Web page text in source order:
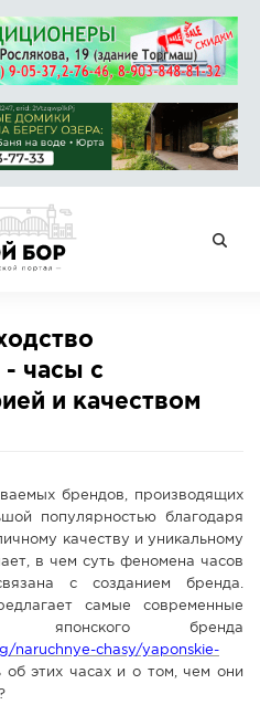
- часы с
и качеством
брендов, производящих
популярностью благодаря
качеству и уникальному
в чем суть феномена часов
с созданием бренда.
самые современные
японского бренда
naruchnye-chasy/yaponskie-
об этих часах и о том, чем они